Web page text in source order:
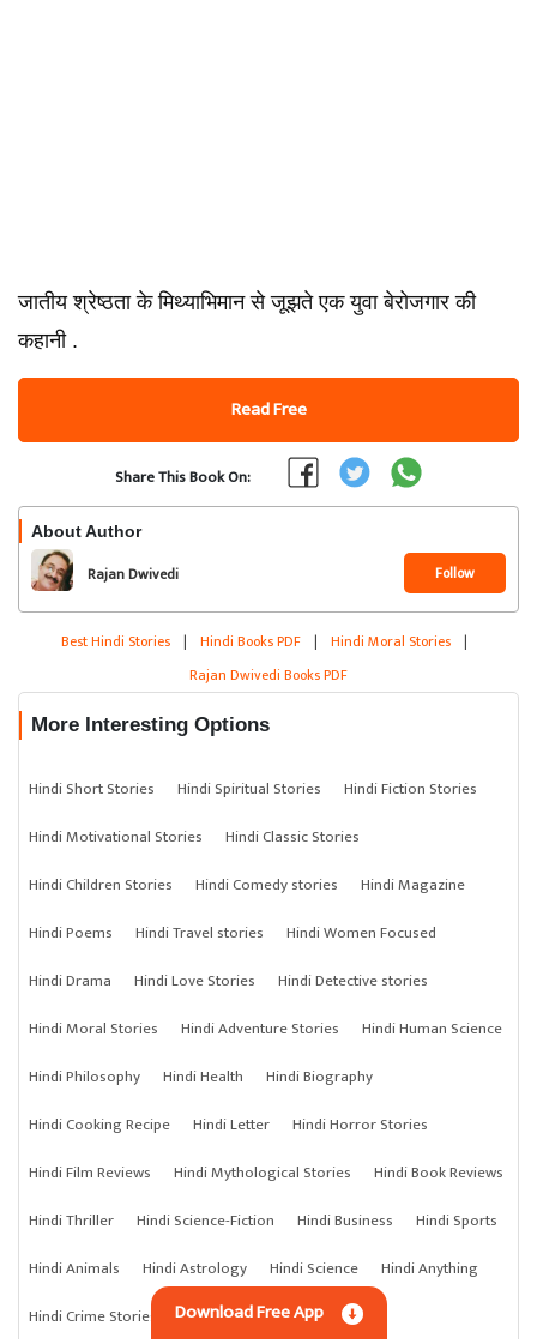
जातीय श्रेष्ठता के मिथ्याभिमान से जूझते एक युवा बेरोजगार की
कहानी .
Read Free
Share This Book On:
About Author
Rajan Dwivedi Follow
Best Hindi Stories | Hindi Books PDF | Hindi Moral Stories |
Rajan Dwivedi Books PDF
More Interesting Options
Hindi Short Stories Hindi Spiritual Stories
Hindi Fiction Stories
Hindi Motivational Stories
Hindi Classic Stories
Hindi Children Stories
Hindi Comedy stories
Hindi Magazine
Hindi Poems
Hindi Travel stories
Hindi Women Focused
Hindi Drama
Hindi Love Stories
Hindi Detective stories
Hindi Moral Stories
Hindi Adventure Stories
Hindi Human Science
Hindi Philosophy
Hindi Health
Hindi Biography
Hindi Cooking Recipe
Hindi Letter
Hindi Horror Stories
Hindi Film Reviews
Hindi Mythological Stories
Hindi Book Reviews
Hindi Thriller
Hindi Science-Fiction Hindi Business
Hindi Sports
Hindi Animals
Hindi Astrology Hindi Science
Hindi Anything
Hindi Crime Stories
Download Free App